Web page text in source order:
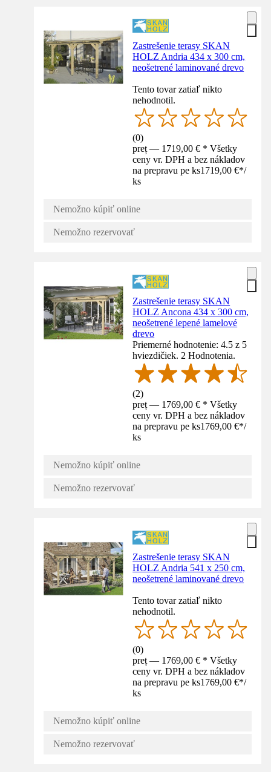
Zastrešenie terasy SKAN
HOLZ Andria 434 x 300 cm,
neošetrené laminované drevo
Tento tovar zatiaľ nikto
nehodnotil.
(0)
preț — 1719,00 € * Všetky
ceny vr. DPH a bez nákladov
na prepravu pe ks1719,00 €*/
ks
Nemožno kúpiť online
Nemožno rezervovať
Zastrešenie terasy SKAN
HOLZ Ancona 434 x 300 cm,
neošetrené lepené lamelové
drevo
Priemerné hodnotenie: 4.5 z 5
hviezdičiek. 2 Hodnotenia.
(2)
preț — 1769,00 € * Všetky
ceny vr. DPH a bez nákladov
na prepravu pe ks1769,00 €*/
ks
Nemožno kúpiť online
Nemožno rezervovať
Zastrešenie terasy SKAN
HOLZ Andria 541 x 250 cm,
neošetrené laminované drevo
Tento tovar zatiaľ nikto
nehodnotil.
(0)
preț — 1769,00 € * Všetky
ceny vr. DPH a bez nákladov
na prepravu pe ks1769,00 €*/
ks
Nemožno kúpiť online
Nemožno rezervovať